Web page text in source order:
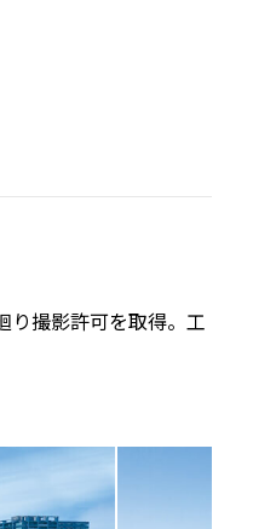
り撮影許可を取得。工